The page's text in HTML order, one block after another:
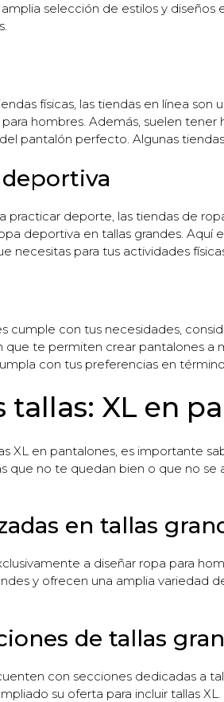
selección de estilos y
físicas, las tiendas en línea
hombres. Además, suelen
pantalón perfecto. Algunas
practicar deporte, las tiendas de
deportiva en tallas grandes.
necesitas para tus actividades
cumple con tus necesidades,
que te permiten crear pantalones
con tus preferencias en
tallas: XL en
XL en pantalones, es importante
no te quedan bien o que no se
en tallas
a diseñar ropa para
y ofrecen una amplia variedad
de tallas
con secciones dedicadas a
su oferta para incluir tallas XL.